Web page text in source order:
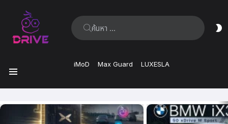
ค้นหา:
iMoD Max Guard LUXESLA